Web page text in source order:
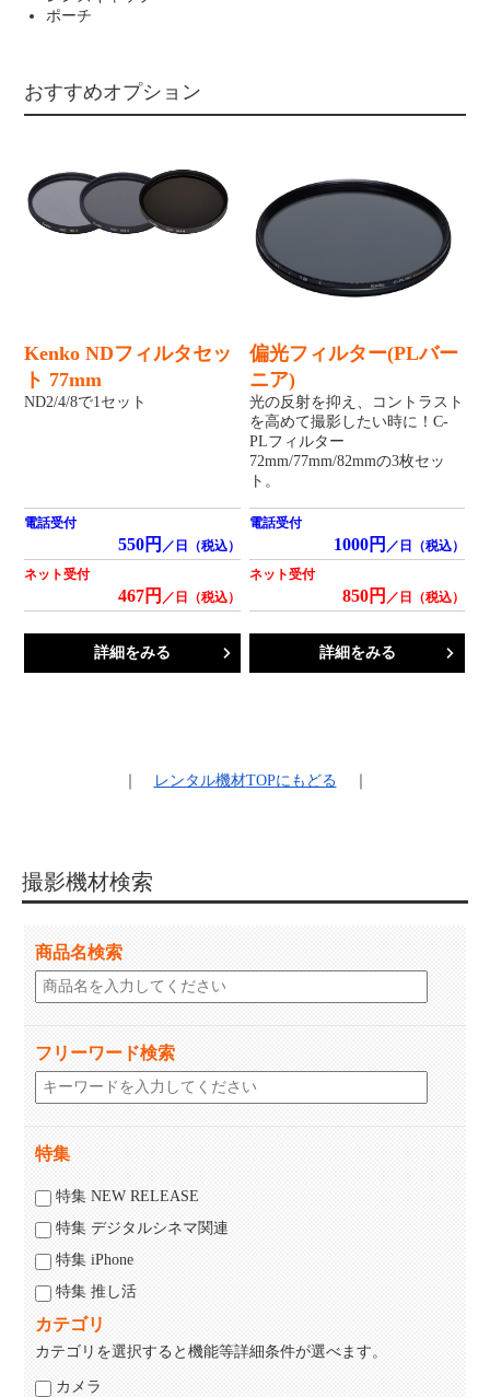
ポーチ
おすすめオプション
Kenko NDフィルタセッ
ト 77mm
ND2/4/8で1セット
電話受付
550円 ／日（税込）
ネット受付
467円 ／日（税込）
詳細をみる
偏光フィルター(PLバー
ニア)
光の反射を抑え、コントラスト
を高めて撮影したい時に！C-
PLフィルター
72mm/77mm/82mmの3枚セッ
ト。
電話受付
1000円 ／日（税込）
ネット受付
850円 ／日（税込）
詳細をみる
レンタル機材TOPにもどる
撮影機材検索
商品名検索
フリーワード検索
特集
特集 NEW RELEASE
特集 デジタルシネマ関連
特集 iPhone
特集 推し活
カテゴリ
カテゴリを選択すると機能等詳細条件が選べます。
カメラ